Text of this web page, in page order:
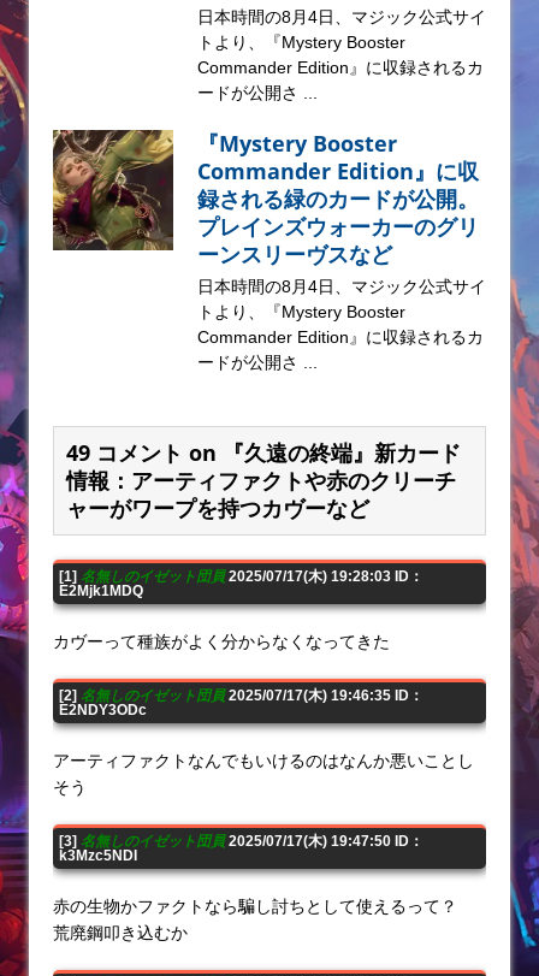
日本時間の8月4日、マジック公式サイ
トより、『Mystery Booster
Commander Edition』に収録されるカ
ードが公開さ ...
『Mystery Booster
Commander Edition』に収
録される緑のカードが公開。
プレインズウォーカーのグリ
ーンスリーヴスなど
日本時間の8月4日、マジック公式サイ
トより、『Mystery Booster
Commander Edition』に収録されるカ
ードが公開さ ...
49 コメント on 『久遠の終端』新カード
情報：アーティファクトや赤のクリーチ
ャーがワープを持つカヴーなど
[1] 名無しのイゼット団員2025/07/17(木) 19:28:03 ID：
E2Mjk1MDQ
カヴーって種族がよく分からなくなってきた
[2] 名無しのイゼット団員2025/07/17(木) 19:46:35 ID：
E2NDY3ODc
アーティファクトなんでもいけるのはなんか悪いことし
そう
[3] 名無しのイゼット団員2025/07/17(木) 19:47:50 ID：
k3Mzc5NDI
赤の生物かファクトなら騙し討ちとして使えるって？
荒廃鋼叩き込むか